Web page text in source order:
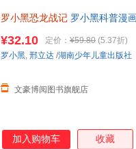
罗小黑恐龙战记 罗小黑科普漫
知识点。搭配化石实景指南，
前冒险之旅吧。
¥32.10 定价： ¥59.80 (5.37折)
文豪博阅图书旗舰店
罗小黑, 邢立达 /湖南少年儿童出版社
加入购物车 收藏